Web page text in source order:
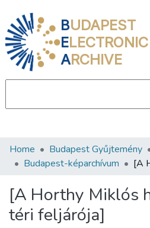
BUDAPEST
ELECTRONIC
ARCHIVE
Communities & Collections
Statistics
About us
Home Budapest Gyűjtemény
Budapest-képarchívum
[A Horthy Miklós
téri feljárója]